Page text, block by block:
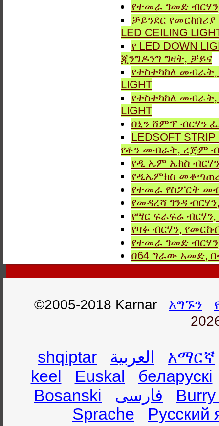
የተመራ ገመድ
ቻይንደር
LED CEILING
የ LED DOWN
ጂንግዶንግ ግዛት, ቻይና
የተስተካከለ መብራት,
LIGHT
የተስተካከለ መብራት,
LIGHT
በኒን ሸምፕ ብርሃን
LEDSOFT
የቶን መብራት, ረጅም
የዲ ኤም ኤክስ
የዲኤምክስ
የተመራ የስፖርት
የመዳረሻ ገንዳ
የሣር ፍራፍሬ
የዛፉ ብርሃን,
የተመራ ገመድ
በ64 ግራው አመድ,
©2005-2018 Karnar አግኙን
shqiptar العربية
አማርኛ
keel
Euskal
беларускі
Bosanski
فارسی
Sprache
Русский